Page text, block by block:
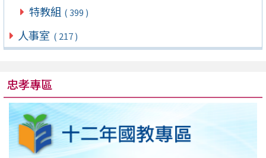
特教組 ( 399 )
人事室 ( 217 )
忠孝專區